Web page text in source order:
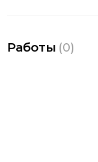
Работы (0)